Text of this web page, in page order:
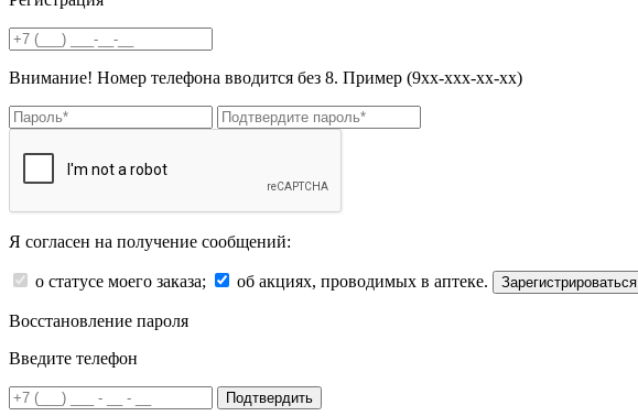
Внимание! Номер телефона вводится без 8. Пример (9хх-ххх-хх-хх)
Я согласен на получение сообщений:
о статусе моего заказа; об акциях, проводимых в аптеке. Зарегистрироваться
Восстановление пароля
Введите телефон
Подтвердить